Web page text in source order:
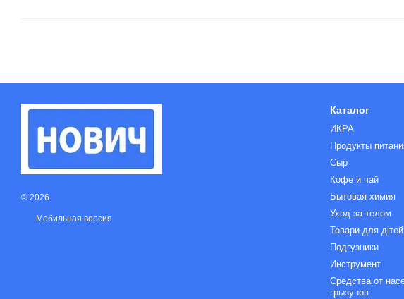
© 2026
Мобильная версия
Каталог
ИКРА
Продукты
Сыр
Кофе и чай
Бытовая химия
Уход за телом
Товари для дітей
Подгузники
Инструмент
Средства от
грызунов